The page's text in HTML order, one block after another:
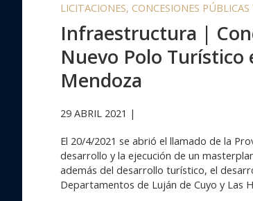
LICITACIONES, CONCESIONES
Infraestructura |
Nuevo Polo Turístico
Mendoza
29 ABRIL 2021 |
El 20/4/2021 se abrió el llamado de la
desarrollo y la ejecución de un
además del desarrollo turístico, el
Departamentos de Luján de Cuyo y Las